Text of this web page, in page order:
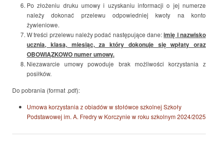
Po złożeniu druku umowy i uzyskaniu informacji o jej numerze
należy dokonać przelewu odpowiedniej kwoty na konto
żywieniowe.
W treści przelewu należy podać następujące dane:imię i nazwisko
ucznia, klasa, miesiąc, za który dokonuje się wpłaty oraz
OBOWIĄZKOWO numer umowy.
Niezawarcie umowy powoduje brak możliwości korzystania z
posiłków.
Do pobrania (format .pdf):
Umowa korzystania z obiadów w stołówce szkolnej Szkoły
Podstawowej im. A. Fredry w Korczynie w roku szkolnym 2024/2025